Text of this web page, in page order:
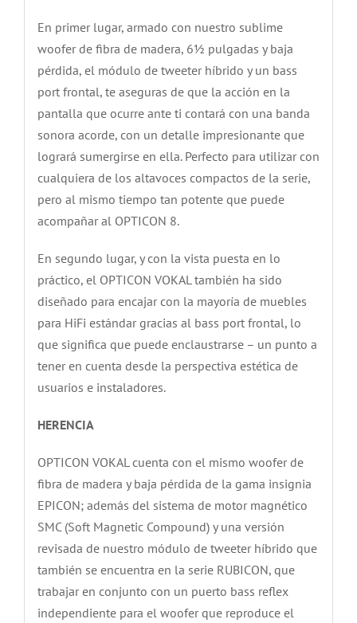
En primer lugar, armado con nuestro sublime
woofer de fibra de madera, 6½ pulgadas y baja
pérdida, el módulo de tweeter híbrido y un bass
port frontal, te aseguras de que la acción en la
pantalla que ocurre ante ti contará con una banda
sonora acorde, con un detalle impresionante que
logrará sumergirse en ella. Perfecto para utilizar con
cualquiera de los altavoces compactos de la serie,
pero al mismo tiempo tan potente que puede
acompañar al OPTICON 8.
En segundo lugar, y con la vista puesta en lo
práctico, el OPTICON VOKAL también ha sido
diseñado para encajar con la mayoría de muebles
para HiFi estándar gracias al bass port frontal, lo
que significa que puede enclaustrarse – un punto a
tener en cuenta desde la perspectiva estética de
usuarios e instaladores.
HERENCIA
OPTICON VOKAL cuenta con el mismo woofer de
fibra de madera y baja pérdida de la gama insignia
EPICON; además del sistema de motor magnético
SMC (Soft Magnetic Compound) y una versión
revisada de nuestro módulo de tweeter híbrido que
también se encuentra en la serie RUBICON, que
trabajar en conjunto con un puerto bass reflex
independiente para el woofer que reproduce el